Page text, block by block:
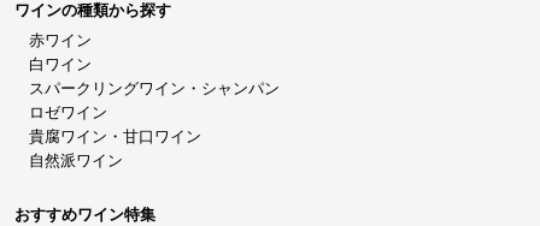
ワインの種類から探す
赤ワイン
白ワイン
スパークリングワイン・シャンパン
ロゼワイン
貴腐ワイン・甘口ワイン
自然派ワイン
おすすめワイン特集